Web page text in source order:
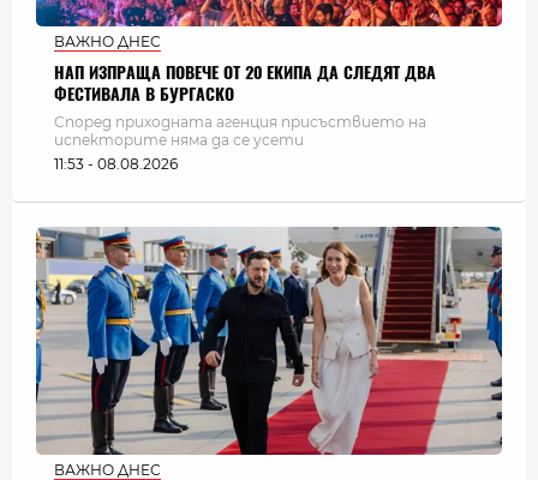
ВАЖНО ДНЕС
НАП ИЗПРАЩА ПОВЕЧЕ ОТ 20 ЕКИПА ДА СЛЕДЯТ ДВА
ФЕСТИВАЛА В БУРГАСКО
Според приходната агенция присъствието на
испекторите няма да се усети
11:53 - 08.08.2026
ВАЖНО ДНЕС